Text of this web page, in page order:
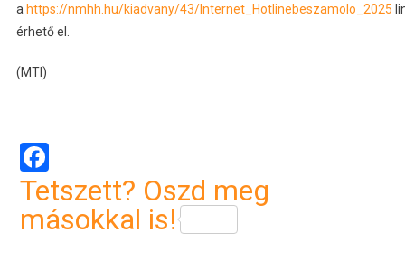
a https://nmhh.hu/kiadvany/43/Internet_Hotlinebeszamolo_2025
érhető el.
(MTI)
Facebook
Tetszett? Oszd meg
másokkal is!